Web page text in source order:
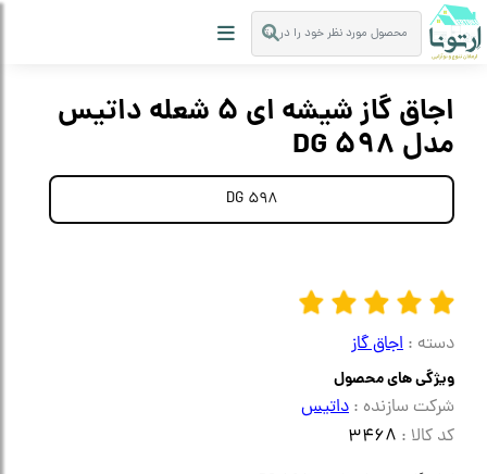
اجاق گاز شیشه ای 5 شعله داتیس
مدل DG 598
DG 598
دسته : اجاق گاز
ویژگی های محصول
شرکت سازنده : داتیس
کد کالا : 3468